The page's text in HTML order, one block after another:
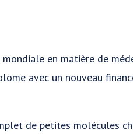
en matière de
avec un nouveau
de petites molécules